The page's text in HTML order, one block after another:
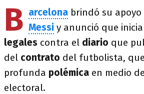
B arcelona brindó su
Messi y anunció que
legales contra el diario que
del contrato del futbolista,
profunda polémica en medio
electoral.